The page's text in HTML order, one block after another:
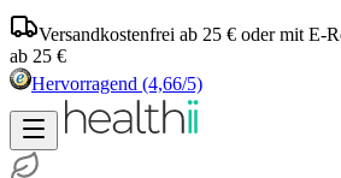
Versandkostenfrei ab 25 € oder mit E-
ab 25 €
Hervorragend (4,66/5)